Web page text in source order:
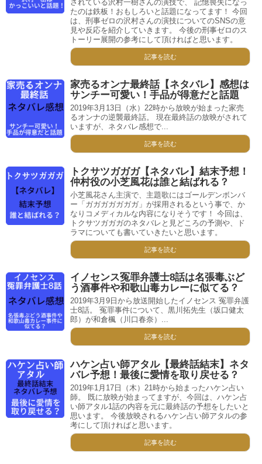
されている沢村一樹さんの演技で、 記憶喪失になっ
たのは鉄板！おもしろいと話題になってます！ 今回
は、刑事ゼロの沢村さんの演技についてのSNSの意
見や反応を紹介していきます。 今後の刑事ゼロのス
トーリー展開の参考にして頂ければと思います。
記事を読む
家売るオンナ最終話【ネタバレ】感想は
サンチー可愛い！手品が得意だと話題
2019年3月13日（水）22時から放映が始まった家売
るオンナの逆襲最終話。 現在最終話の放映がされて
いますが、ネタバレ感想で...
記事を読む
トクサツガガガ【ネタバレ】結末予想！
仲村役の小芝風花は誰と結ばれる？
小芝風花さん主演で、主題歌にはゴールデンボンバ
ー「ガガガガガガガ」が採用されるという事で、か
なりコメディカルな内容になりそうです！ 今回は、
トクサツガガガのネタバレと見どころの予測や、ド
ラマについても書いていきたいと思います。
記事を読む
イノセンス冤罪弁護士8話は名張毒ぶど
う酒事件や和歌山毒カレーに似てる？
2019年3月9日から放送開始したイノセンス 冤罪弁護
士8話。 冤罪事件について、黒川拓先生（坂口健太
郎）が和倉楓（川口春奈）...
記事を読む
ハケン占い師アタル【最終話結末】ネタ
バレ予想！最後に愛情を取り戻せる？
2019年1月17日（木）21時から始まったハケン占い
師。 既に放映が始まってますが、今回は、ハケン占
い師アタル1話の内容を元に最終話の予想をしたいと
思います。 今後放映されるハケン占い師アタルの参
考にして頂ければと思います。
記事を読む